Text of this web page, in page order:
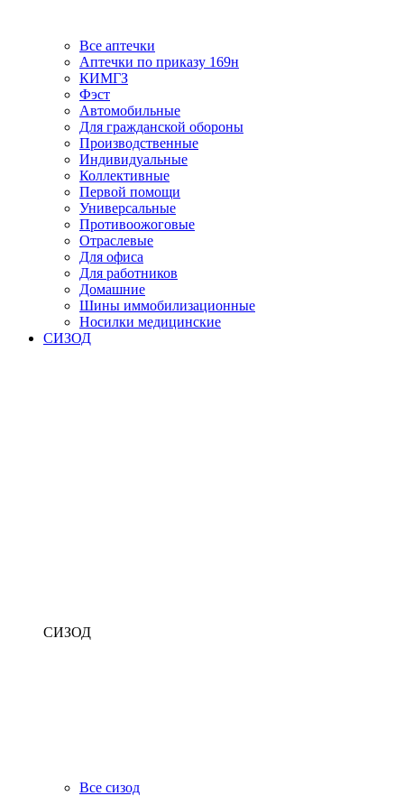
Все аптечки
Аптечки по приказу 169н
КИМГЗ
Фэст
Автомобильные
Для гражданской обороны
Производственные
Индивидуальные
Коллективные
Первой помощи
Универсальные
Противоожоговые
Отраслевые
Для офиса
Для работников
Домашние
Шины иммобилизационные
Носилки медицинские
СИЗОД
СИЗОД
Все сизод